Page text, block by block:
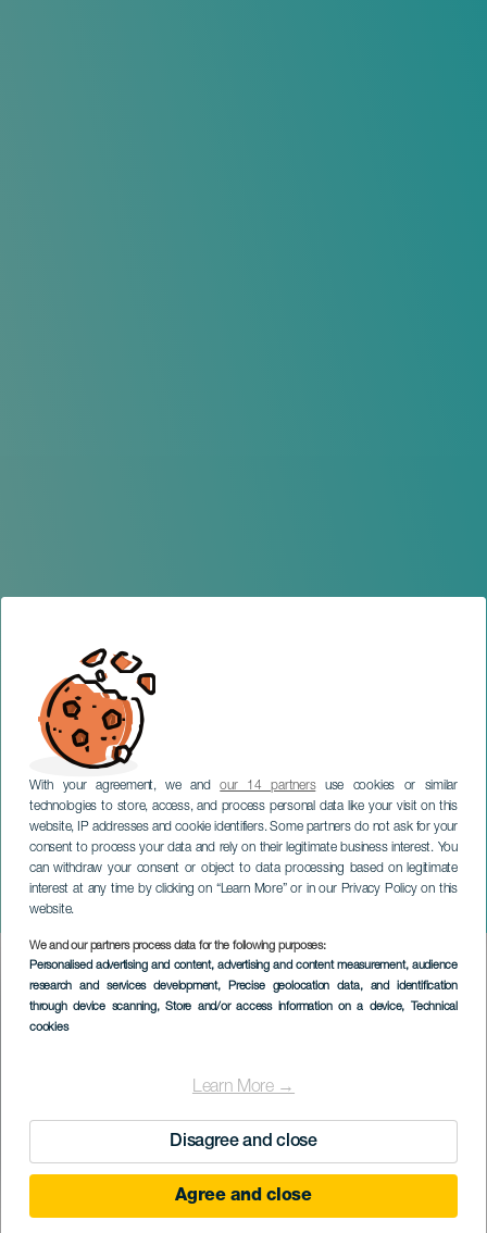
With your agreement, we andour 14 partnersuse cookies or similar
technologies to store, access, and process personal data like your visit on this
website, IP addresses and cookie identifiers. Some partners do not ask for your
consent to process your data and rely on their legitimate business interest. You
can withdraw your consent or object to data processing based on legitimate
interest at any time by clicking on “Learn More” or in our Privacy Policy on this
website.
We and our partners process data for the following purposes:
Personalised advertising and content, advertising and content measurement, audience
research and services development, Precise geolocation data, and identification
through device scanning, Store and/or access information on a device, Technical
cookies
Learn More →
Disagree and close
Agree and close
Malý kousek měsíce
LANZAROTE
Imagen
Listado